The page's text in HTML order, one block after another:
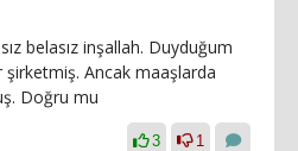
belasız inşallah. Duyduğum
şirketmiş. Ancak maaşlarda
Doğru mu
3 1